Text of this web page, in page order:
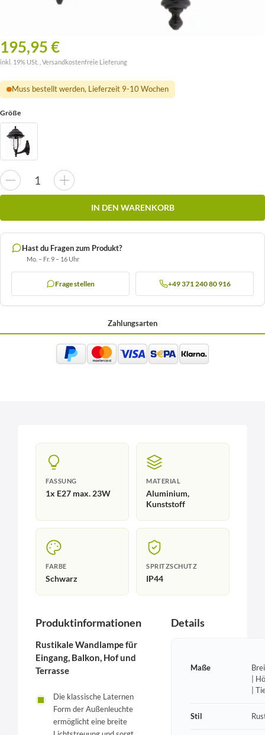
195,95 €
inkl. 19% USt. , Versandkostenfreie Lieferung
Muss bestellt werden, Lieferzeit 9-10 Wochen
Größe
IN DEN WARENKORB
Hast du Fragen zum Produkt?
Mo. – Fr. 9 – 16 Uhr
Frage stellen +49 371 240 80 916
Zahlungsarten
FASSUNG
1x E27 max. 23W
MATERIAL
Aluminium,
Kunststoff
FARBE
Schwarz
SPRITZSCHUTZ
IP44
Produktinformationen
Rustikale Wandlampe für
Eingang, Balkon, Hof und
Terrasse
Die klassische Laternen
Form der Außenleuchte
ermöglicht eine breite
Details
Maße
|
|
Stil